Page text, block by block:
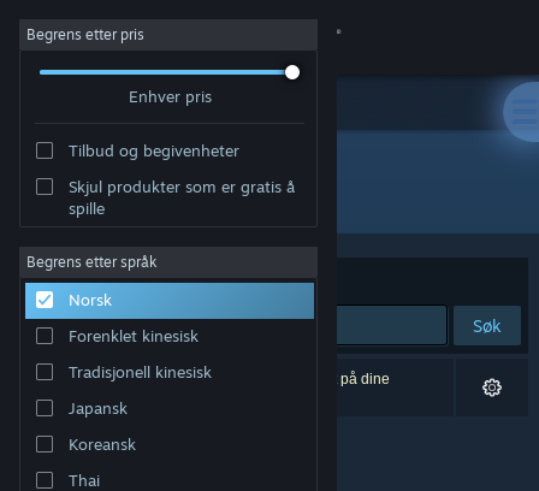
Logg inn
Om
Kundestøtte
Bytt språk
Skaff deg Steam-appen på mobil
Vis skrivebordsversjon
Begrens etter pris
Enhver pris
Tilbud og begivenheter
Skjul produkter som er gratis å
spille
Begrens etter språk
Norsk
Forenklet kinesisk
Tradisjonell kinesisk
Japansk
Koreansk
Thai
Utvikler: DDL studio
Sorter etter Relevans
Søk
0 treff på søket. 1 produkt er blitt utelukket basert på dine
innstillinger.